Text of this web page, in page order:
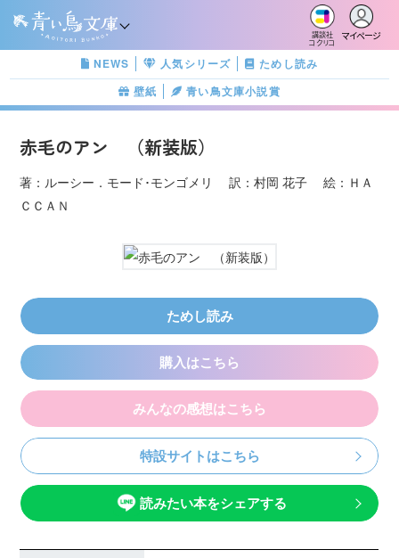
講談社
コクリコ
マイページ
NEWS 人気シリーズ
ためし読み
壁紙
青い鳥文庫小説賞
赤毛のアン （新装版）
著：ルーシー．モード･モンゴメリ 訳：村岡 花子 絵：ＨＡ
ＣＣＡＮ
ためし読み
購入はこちら
みんなの感想はこちら
特設サイトはこちら
読みたい本をシェアする